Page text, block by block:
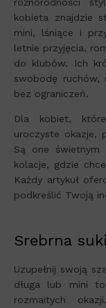
kobieta znajdzie
mini, lśniące i
letnie przyjęcia,
do klubów. Ich
swobodę ruchów,
bez ograniczeń.
Dla kobiet,
uroczyste okazje,
Są one świetnym
kolacje, gdzie
Każdy artykuł
podkreślić Twoją
Srebrna
Uzupełnij swoją
długa lub mini
rozmaitych